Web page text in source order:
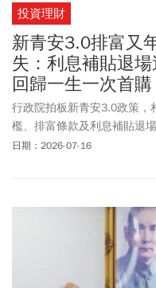
投資理財
新青安3.0排富又
失：利息補貼退
回歸一生一次首購
行政院拍板新青安3.0政策，
檻、排富條款及利息補貼退
安3.0政策已變成「青安限制
日期：2026-07-16